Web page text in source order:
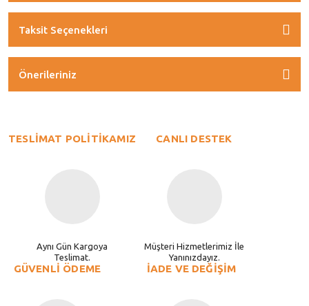
Taksit Seçenekleri
Önerileriniz
TESLİMAT POLİTİKAMIZ
Aynı Gün Kargoya
Teslimat.
CANLI DESTEK
Müşteri Hizmetlerimiz İle
Yanınızdayız.
GÜVENLİ ÖDEME İADE VE DEĞİŞİM